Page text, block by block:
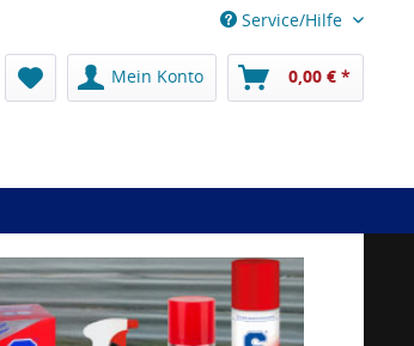
Service/Hilfe
Mein Konto 0,00 € *